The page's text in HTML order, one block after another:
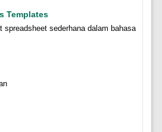
Templates
spreadsheet sederhana dalam bahasa